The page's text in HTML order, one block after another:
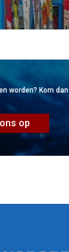
worden? Kom dan
op